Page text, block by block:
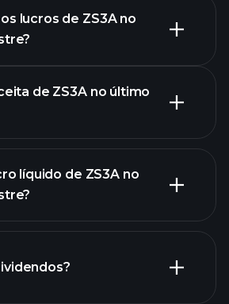
lucros de ZS3A no
lucros de
de ZS3A no último
de ZS3A
líquido de ZS3A no